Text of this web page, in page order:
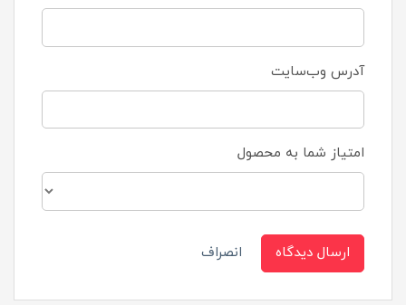
آدرس وب‌سایت
امتیاز شما به محصول
ارسال دیدگاه انصراف